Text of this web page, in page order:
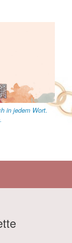
in jedem Wort.